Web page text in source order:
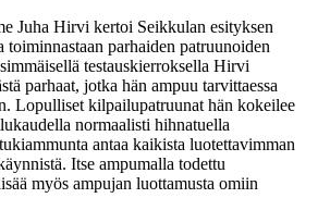
Juha Hirvi kertoi Seikkulan esityksen
toiminnastaan parhaiden patruunoiden
testauskierroksella Hirvi
parhaat, jotka hän ampuu tarvittaessa
Lopulliset kilpailupatruunat hän kokeilee
normaalisti hihnatuella
antaa kaikista luotettavimman
Itse ampumalla todettu
myös ampujan luottamusta omiin